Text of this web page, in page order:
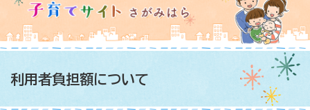
利用者負担額について